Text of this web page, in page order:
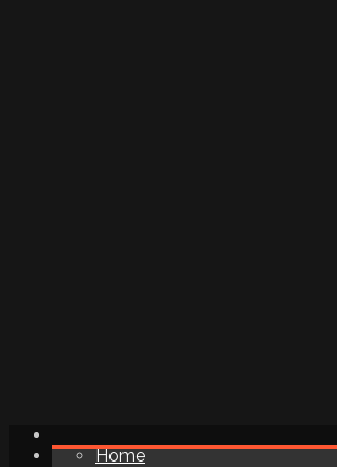
Home